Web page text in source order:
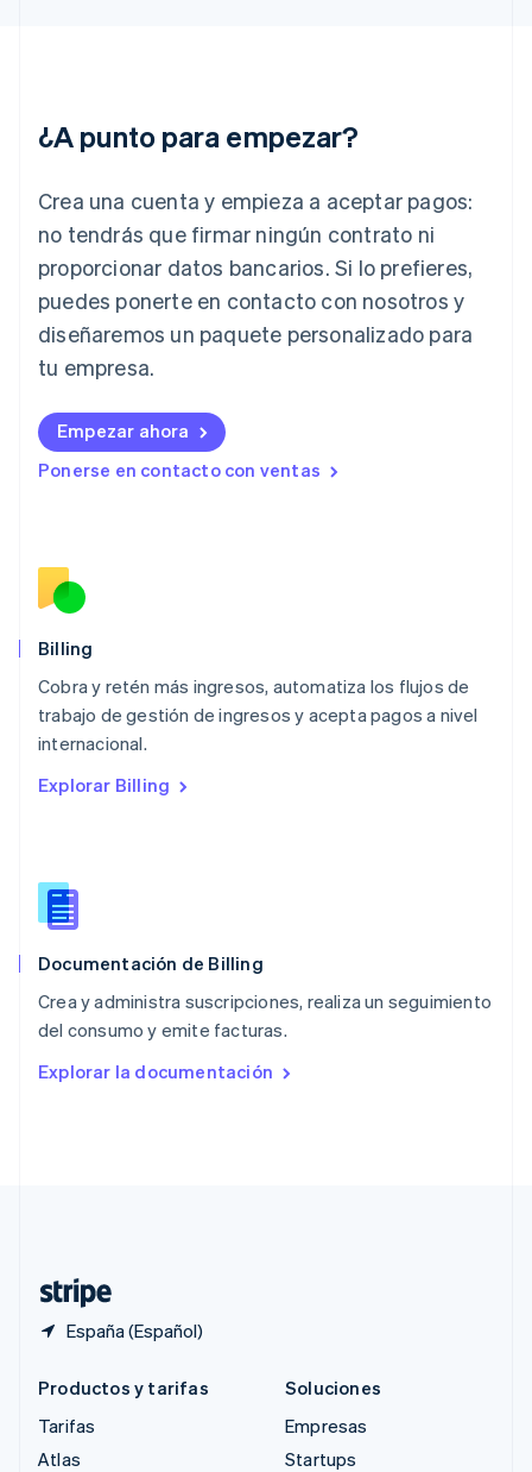
¿A punto para empezar?
Crea una cuenta y empieza a aceptar pagos:
no tendrás que firmar ningún contrato ni
proporcionar datos bancarios. Si lo prefieres,
puedes ponerte en contacto con nosotros y
diseñaremos un paquete personalizado para
tu empresa.
Empezar ahora
Ponerse en contacto con ventas
Billing
Cobra y retén más ingresos, automatiza los flujos de
trabajo de gestión de ingresos y acepta pagos a nivel
internacional.
Explorar Billing
Documentación de Billing
Crea y administra suscripciones, realiza un seguimiento
del consumo y emite facturas.
Explorar la documentación
España (Español)
India
English
Italia
ItalianoEnglish
Japón
日本語 English
Letonia
Liechtenstein
Lituania
English
Luxemburgo
English
México
Español
English
Nueva Zelanda
English
NederlandsEnglish
Português
RAE de Hong Kong, China
Reino Unido
República Checa
English
English
Productos y tarifas
Tarifas
Atlas
Soluciones
Empresas
Startups